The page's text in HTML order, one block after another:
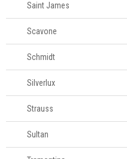
Saint James
Scavone
Schmidt
Silverlux
Strauss
Sultan